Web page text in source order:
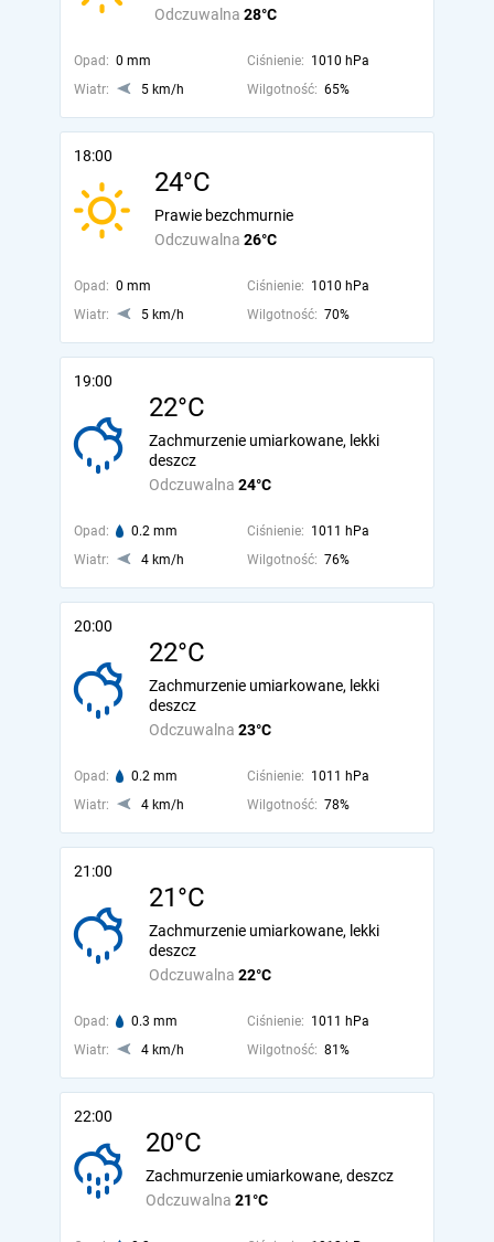
Odczuwalna 28°C
Opad: 0 mm Ciśnienie: 1010 hPa
Wiatr:
5 km/h Wilgotność: 65%
18:00
24°C
Odczuwalna 26°C
Prawie bezchmurnie
Opad: 0 mm Ciśnienie: 1010 hPa
Wiatr:
5 km/h Wilgotność: 70%
19:00
22°C
Odczuwalna 24°C
Zachmurzenie umiarkowane, lekki
deszcz
Opad: 0.2 mm Ciśnienie: 1011 hPa
Wiatr:
4 km/h Wilgotność: 76%
20:00
22°C
Odczuwalna 23°C
Zachmurzenie umiarkowane, lekki
deszcz
Opad: 0.2 mm Ciśnienie: 1011 hPa
Wiatr:
4 km/h Wilgotność: 78%
21:00
21°C
Odczuwalna 22°C
Zachmurzenie umiarkowane, lekki
deszcz
Opad: 0.3 mm Ciśnienie: 1011 hPa
Wiatr:
4 km/h Wilgotność: 81%
22:00
20°C
Odczuwalna 21°C
Zachmurzenie umiarkowane, deszcz